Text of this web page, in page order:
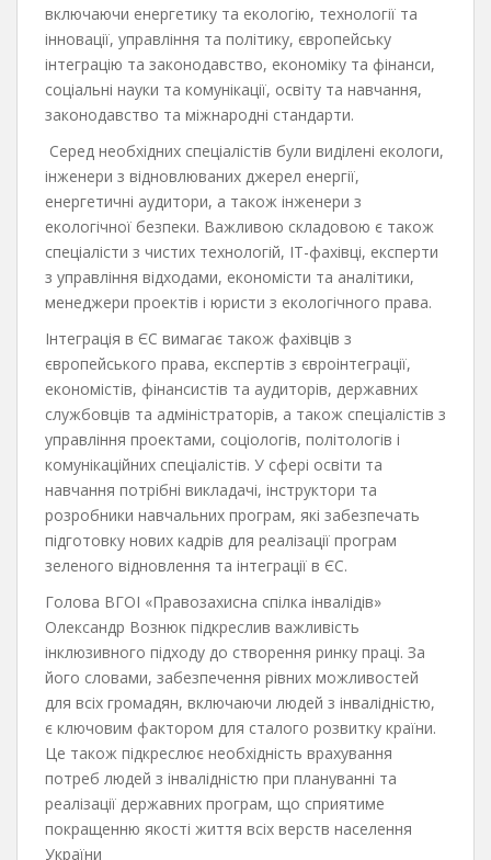
включаючи енергетику та екологію, технології та
інновації, управління та політику, європейську
інтеграцію та законодавство, економіку та фінанси,
соціальні науки та комунікації, освіту та навчання,
законодавство та міжнародні стандарти.
Серед необхідних спеціалістів були виділені екологи,
інженери з відновлюваних джерел енергії,
енергетичні аудитори, а також інженери з
екологічної безпеки. Важливою складовою є також
спеціалісти з чистих технологій, ІТ-фахівці, експерти
з управління відходами, економісти та аналітики,
менеджери проектів і юристи з екологічного права.
Інтеграція в ЄС вимагає також фахівців з
європейського права, експертів з євроінтеграції,
економістів, фінансистів та аудиторів, державних
службовців та адміністраторів, а також спеціалістів з
управління проектами, соціологів, політологів і
комунікаційних спеціалістів. У сфері освіти та
навчання потрібні викладачі, інструктори та
розробники навчальних програм, які забезпечать
підготовку нових кадрів для реалізації програм
зеленого відновлення та інтеграції в ЄС.
Голова ВГОІ «Правозахисна спілка інвалідів»
Олександр Вознюк підкреслив важливість
інклюзивного підходу до створення ринку праці. За
його словами, забезпечення рівних можливостей
для всіх громадян, включаючи людей з інвалідністю,
є ключовим фактором для сталого розвитку країни.
Це також підкреслює необхідність врахування
потреб людей з інвалідністю при плануванні та
реалізації державних програм, що сприятиме
покращенню якості життя всіх верств населення
України